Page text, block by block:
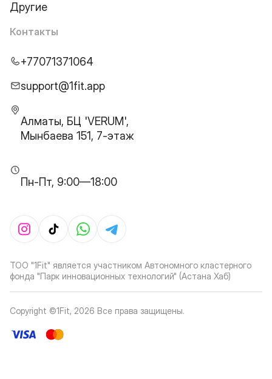
Другие
Контакты
+77071371064
support@1fit.app
Алматы, БЦ 'VERUM',
Мынбаева 151, 7-этаж
Пн-Пт, 9:00—18:00
ТОО "1Fit" является участником Автономного кластерного
фонда "Парк инновационных технологий" (Астана Хаб)
Copyright ©1Fit, 2026 Все права защищены.